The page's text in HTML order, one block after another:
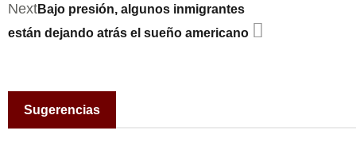
NextBajo presión, algunos inmigrantes
están dejando atrás el sueño americano
Sugerencias